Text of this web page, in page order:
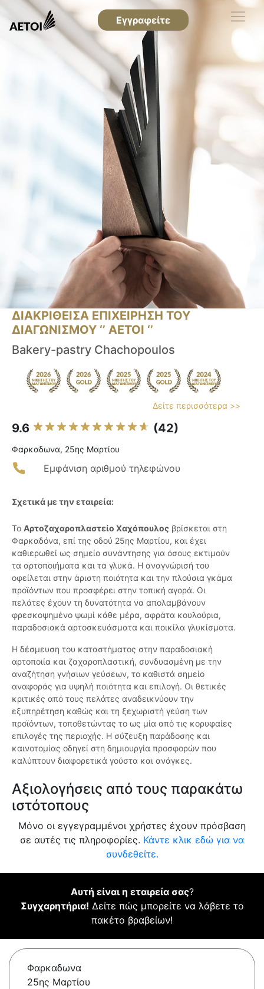
Εγγραφείτε
ΔΙΑΚΡΙΘΕΙΣΑ ΕΠΙΧΕΙΡΗΣΗ ΤΟΥ
ΔΙΑΓΩΝΙΣΜΟΥ ‘’ ΑΕΤΟΙ ‘’
Bakery-pastry Chachopoulos
Δείτε περισσότερα >>
9.6 (42)
Φαρκαδωνα, 25ης Μαρτίου
Εμφάνιση αριθμού τηλεφώνου
Σχετικά με την εταιρεία:
Το Αρτοζαχαροπλαστείο Χαχόπουλος βρίσκεται στη
Φαρκαδόνα, επί της οδού 25ης Μαρτίου, και έχει
καθιερωθεί ως σημείο συνάντησης για όσους εκτιμούν
τα αρτοποιήματα και τα γλυκά. Η αναγνώρισή του
οφείλεται στην άριστη ποιότητα και την πλούσια γκάμα
προϊόντων που προσφέρει στην τοπική αγορά. Οι
πελάτες έχουν τη δυνατότητα να απολαμβάνουν
φρεσκοψημένο ψωμί κάθε μέρα, αφράτα κουλούρια,
παραδοσιακά αρτοσκευάσματα και ποικίλα γλυκίσματα.
Η δέσμευση του καταστήματος στην παραδοσιακή
αρτοποιία και ζαχαροπλαστική, συνδυασμένη με την
αναζήτηση γνήσιων γεύσεων, το καθιστά σημείο
αναφοράς για υψηλή ποιότητα και επιλογή. Οι θετικές
κριτικές από τους πελάτες αναδεικνύουν την
εξυπηρέτηση καθώς και τη ξεχωριστή γεύση των
προϊόντων, τοποθετώντας το ως μία από τις κορυφαίες
επιλογές της περιοχής. Η σύζευξη παράδοσης και
καινοτομίας οδηγεί στη δημιουργία προσφορών που
καλύπτουν διαφορετικά γούστα και ανάγκες.
Αξιολογήσεις από τους παρακάτω
ιστότοπους
Μόνο οι εγγεγραμμένοι χρήστες έχουν πρόσβαση
σε αυτές τις πληροφορίες. Κάντε κλικ εδώ για να
συνδεθείτε.
Αυτή είναι η εταιρεία σας?
Συγχαρητήρια! Δείτε πώς μπορείτε να λάβετε το
πακέτο βραβείων!
Φαρκαδωνα
25ης Μαρτίου